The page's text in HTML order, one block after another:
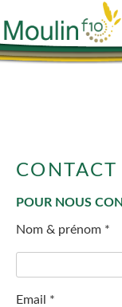
to
content
CONTACT
POUR NOUS
Nom & prénom *
Email *